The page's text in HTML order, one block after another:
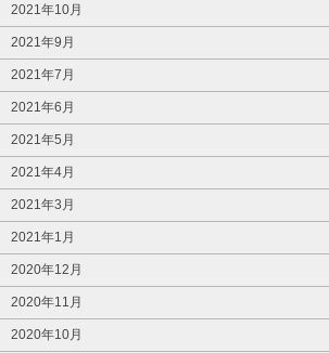
2021年10月
2021年9月
2021年7月
2021年6月
2021年5月
2021年4月
2021年3月
2021年1月
2020年12月
2020年11月
2020年10月